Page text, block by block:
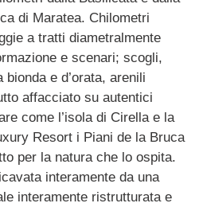
di Maratea. Chilometri
a tratti diametralmente
e scenari; scogli,
e d’orata, arenili
affacciato su autentici
come l’isola di Cirella e la
Resort i Piani de la Bruca
per la natura che lo ospita.
interamente da una
interamente ristrutturata e